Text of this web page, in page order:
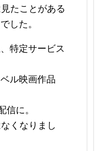
たことがある
した。
特定サービス
ル映画作品
信に。
くなりまし